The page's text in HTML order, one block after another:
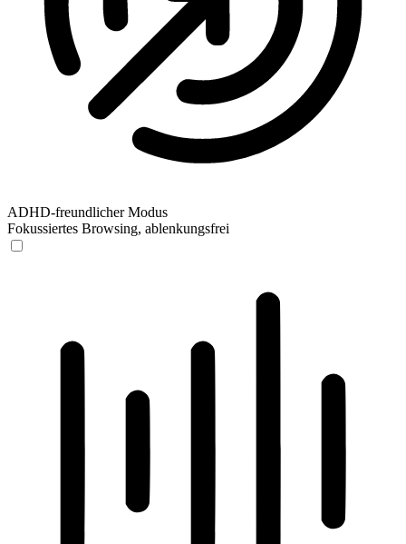
ADHD-freundlicher Modus
Fokussiertes Browsing, ablenkungsfrei